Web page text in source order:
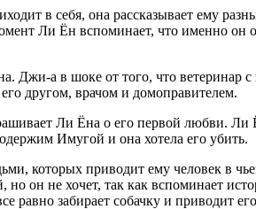
в себя, она рассказывает ему
Ли Ён вспоминает, что именно он
а в шоке от того, что ветеринар с
другом, врачом и домоправителем.
Ли Ёна о его первой любви. Ли
Имугой и она хотела его убить.
которых приводит ему человек в
но он не хочет, так как вспоминает
равно забирает собачку и приводит